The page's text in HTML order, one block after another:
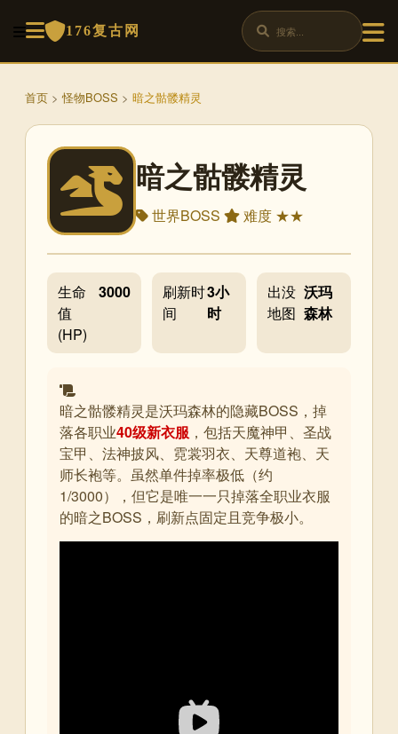
176复古网
首页 >怪物BOSS > 暗之骷髅精灵
暗之骷髅精灵
世界BOSS 难度 ★★
生命
值
(HP)
3000
刷新时
间
3小
时
出没
地图
沃玛
森林
暗之骷髅精灵是沃玛森林的隐藏BOSS，掉
落各职业40级新衣服 ，包括天魔神甲、圣战
宝甲、法神披风、霓裳羽衣、天尊道袍、天
师长袍等。虽然单件掉率极低（约
1/3000），但它是唯一一只掉落全职业衣服
的暗之BOSS，刷新点固定且竞争极小。